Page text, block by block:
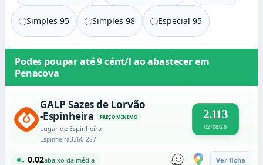
Simples 95 Simples 98 Especial 95
Podes poupar até9 cént/l ao abastecer em
Penacova
GALP Sazes de Lorvão
-Espinheira
PREÇO MINIMO
Lugar de Espinheira
Espinheira3360-287
2.113
02/08/26
↓ 0.02abaixo da média Ver ficha